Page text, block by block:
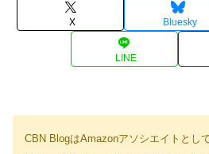
X Bluesky
LINE
CBN BlogはAmazonアソシエイトとし